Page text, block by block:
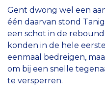
Gent dwong wel een
één daarvan stond
een schot in de
konden in de hele
eenmaal bedreigen,
om bij een snelle
te versperren.